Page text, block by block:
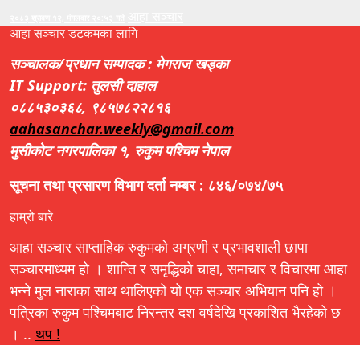
आहा सञ्चार डटकमका लागि
सञ्चालक/प्रधान सम्पादक : मेगराज खड्का
IT Support: तुलसी दाहाल
०८८५३०३६८, ९८५७८२२८१६
aahasanchar.weekly@gmail.com
मुसीकोट नगरपालिका १, रुकुम पश्चिम नेपाल
सूचना तथा प्रसारण विभाग दर्ता नम्बर : ८४६/०७४/७५
हाम्रो बारे
आहा सञ्चार साप्ताहिक रुकुमको अग्रणी र प्रभावशाली छापा
सञ्चारमाध्यम हो । शान्ति र समृद्धिको चाहा, समाचार र विचारमा आहा
भन्ने मुल नाराका साथ थालिएको यो एक सञ्चार अभियान पनि हो ।
पत्रिका रुकुम पश्चिमबाट निरन्तर दश वर्षदेखि प्रकाशित भैरहेको छ
। .. थप !